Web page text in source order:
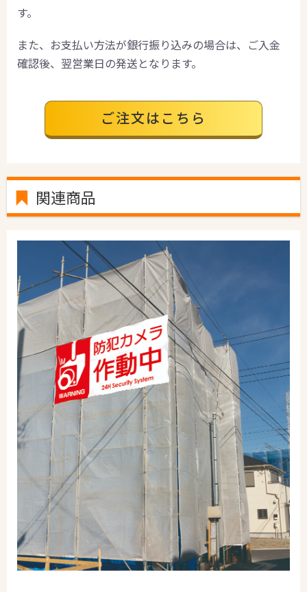
す。
また、お支払い方法が銀行振り込みの場合は、ご入金
確認後、翌営業日の発送となります。
ご注文はこちら
関連商品